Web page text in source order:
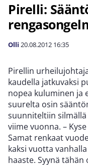
Pirelli:
Olli 20.08.2012 16:35
Pirellin
kaudella jatkuvaksi
nopea kuluminen ja
suurelta osin
suunniteltiin
viime vuonna. –
Samat renkaat
kaksi vuotta
haaste. Syynä